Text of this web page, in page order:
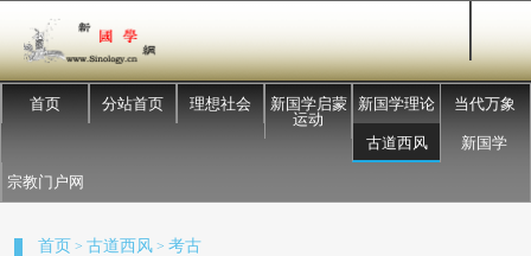
首页 分站首页 理想社会
新国学启蒙
运动
新国学理论 当代万象
古道西风 新国学
宗教门户网
首页 > 古道西风 > 考古